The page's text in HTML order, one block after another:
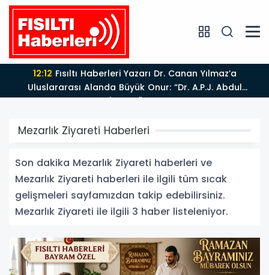
12:12
Uluslararası Alanda Büyük Onur: “Dr. A.P.J. Abdul
Kalam İlham Ödülü 2026”
Mezarlık Ziyareti Haberleri
Son dakika Mezarlık Ziyareti haberleri ve
Mezarlık Ziyareti haberleri ile ilgili tüm sıcak
gelişmeleri sayfamızdan takip edebilirsiniz.
Mezarlık Ziyareti ile ilgili 3 haber listeleniyor.